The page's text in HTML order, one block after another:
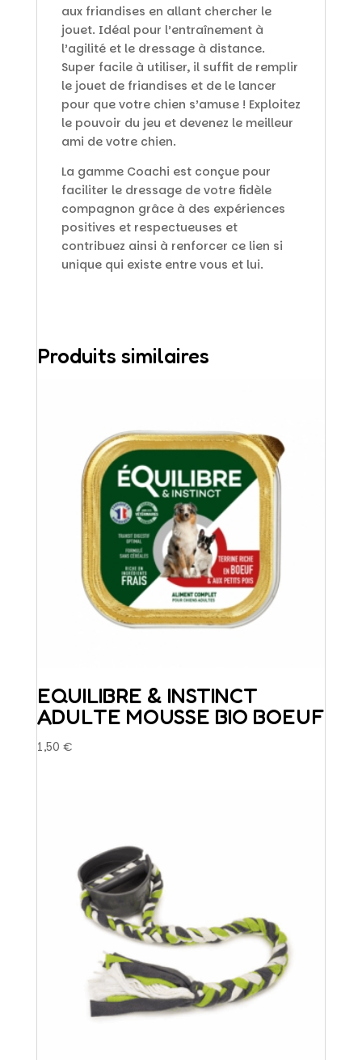
aux friandises en allant chercher le
jouet. Idéal pour l’entraînement à
l’agilité et le dressage à distance.
Super facile à utiliser, il suffit de remplir
le jouet de friandises et de le lancer
pour que votre chien s’amuse ! Exploitez
le pouvoir du jeu et devenez le meilleur
ami de votre chien.
La gamme Coachi est conçue pour
faciliter le dressage de votre fidèle
compagnon grâce à des expériences
positives et respectueuses et
contribuez ainsi à renforcer ce lien si
unique qui existe entre vous et lui.
Produits similaires
EQUILIBRE & INSTINCT
ADULTE MOUSSE BIO BOEUF
1,50 €